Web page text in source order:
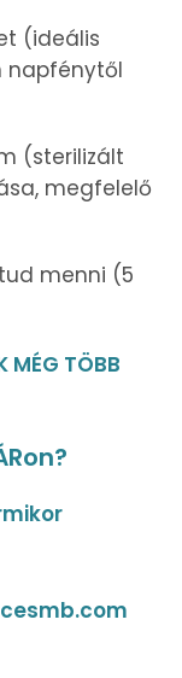
(ideális
napfénytől
(sterilizált
megfelelő
menni (5
MÉG TÖBB